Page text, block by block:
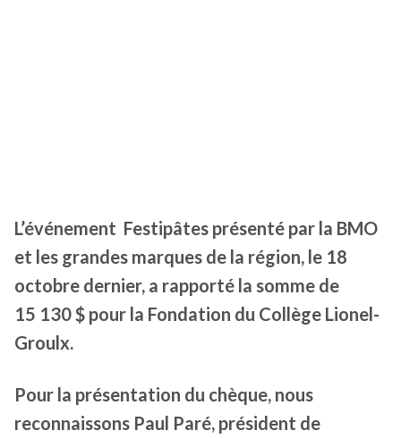
L’événement Festipâtes présenté par la BMO
et les grandes marques de la région, le 18
octobre dernier, a rapporté la somme de
15 130 $ pour la Fondation du Collège Lionel-
Groulx.
Pour la présentation du chèque, nous
reconnaissons Paul Paré, président de